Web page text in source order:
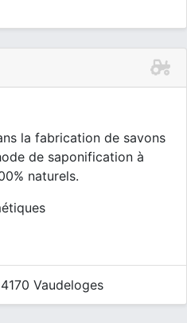
la fabrication de savons
de saponification à
naturels.
Vaudeloges